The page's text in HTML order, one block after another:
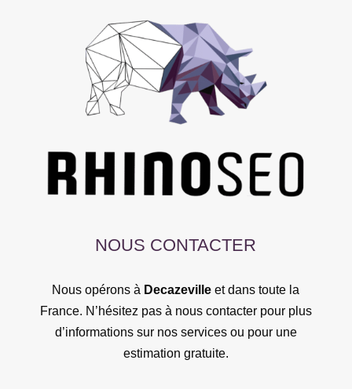
NOUS CONTACTER
Nous opérons à Decazeville et dans toute la
France. N’hésitez pas à nous contacter pour plus
d’informations sur nos services ou pour une
estimation gratuite.